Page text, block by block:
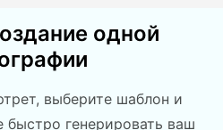
одной
выберите шаблон и
быстро генерировать ваш